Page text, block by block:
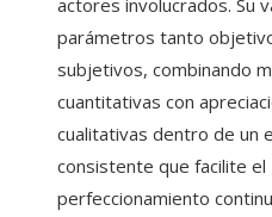
actores involucrados. Su
parámetros tanto
subjetivos, combinando
cuantitativas con
cualitativas dentro de un
consistente que facilite el
perfeccionamiento